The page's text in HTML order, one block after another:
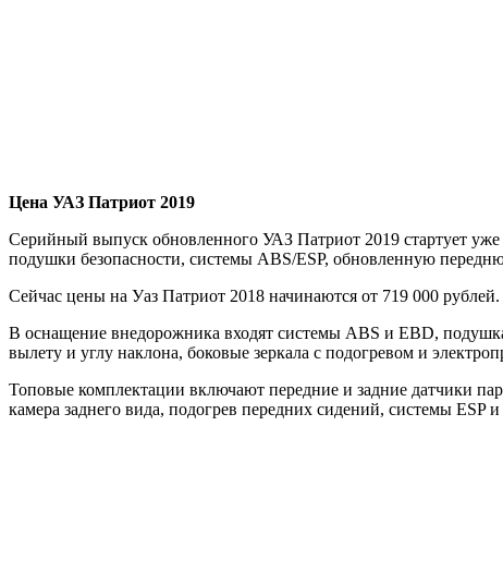
Цена УАЗ Патриот 2019
Серийный выпуск обновленного УАЗ Патриот 2019 стартует
подушки безопасности, системы ABS/ESP, обновленную
Сейчас цены на Уаз Патриот 2018 начинаются от 719 000 рублей.
В оснащение внедорожника входят системы ABS и EBD, подушка
вылету и углу наклона, боковые зеркала с подогревом и
Топовые комплектации включают передние и задние датчики
камера заднего вида, подогрев передних сидений, системы